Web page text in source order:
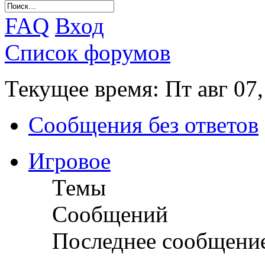
FAQ Вход
Список форумов
Текущее время: Пт авг
Сообщения без ответов
Игровое
Темы
Сообщений
Последнее